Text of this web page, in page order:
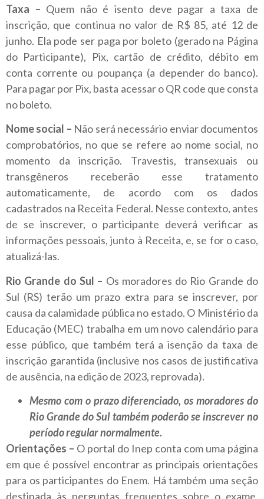
Taxa – Quem não é isento deve pagar a taxa de
inscrição, que continua no valor de R$ 85, até 12 de
junho. Ela pode ser paga por boleto (gerado na Página
do Participante), Pix, cartão de crédito, débito em
conta corrente ou poupança (a depender do banco).
Para pagar por Pix, basta acessar o QR code que consta
no boleto.
Nome social – Não será necessário enviar documentos
comprobatórios, no que se refere ao nome social, no
momento da inscrição. Travestis, transexuais ou
transgêneros receberão esse tratamento
automaticamente, de acordo com os dados
cadastrados na Receita Federal. Nesse contexto, antes
de se inscrever, o participante deverá verificar as
informações pessoais, junto à Receita, e, se for o caso,
atualizá-las.
Rio Grande do Sul – Os moradores do Rio Grande do
Sul (RS) terão um prazo extra para se inscrever, por
causa da calamidade pública no estado. O Ministério da
Educação (MEC) trabalha em um novo calendário para
esse público, que também terá a isenção da taxa de
inscrição garantida (inclusive nos casos de justificativa
de ausência, na edição de 2023, reprovada).
Mesmo com o prazo diferenciado, os moradores do
Rio Grande do Sul também poderão se inscrever no
período regular normalmente.
Orientações – O portal do Inep conta com uma página
em que é possível encontrar as principais orientações
para os participantes do Enem. Há também uma seção
destinada às perguntas frequentes sobre o exame.